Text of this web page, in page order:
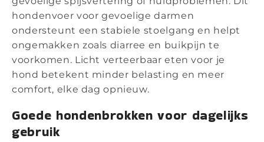
hondenvoer voor gevoelige darmen
ondersteunt een stabiele stoelgang en helpt
ongemakken zoals diarree en buikpijn te
voorkomen. Licht verteerbaar eten voor je
hond betekent minder belasting en meer
comfort, elke dag opnieuw.
Goede hondenbrokken voor dagelijks
gebruik